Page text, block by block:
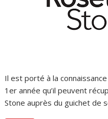
Il est porté à la
1er année qu’il peuvent
Stone auprès du guichet de